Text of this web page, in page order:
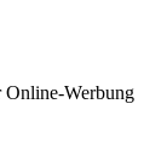
Online-Werbung